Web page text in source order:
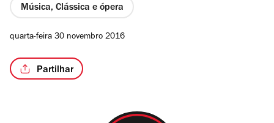
Música, Clássica e ópera
quarta-feira 30 novembro 2016
Partilhar